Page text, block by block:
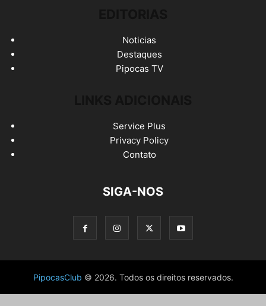
Noticias
Destaques
Pipocas TV
Service Plus
Privacy Policy
Contato
SIGA-NOS
PipocasClub © 2026. Todos os direitos reservados.